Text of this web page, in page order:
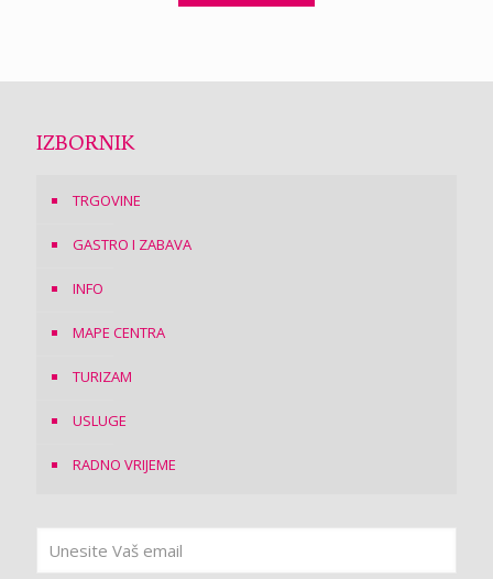
IZBORNIK
TRGOVINE
GASTRO I ZABAVA
INFO
MAPE CENTRA
TURIZAM
USLUGE
RADNO VRIJEME